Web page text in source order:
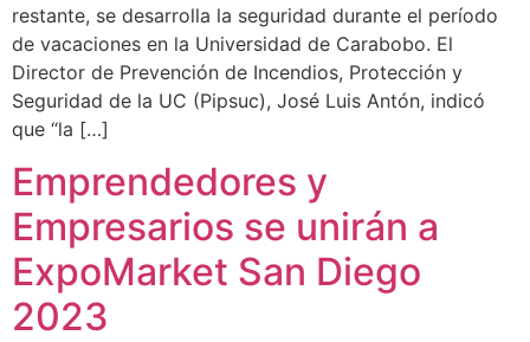
restante, se desarrolla la seguridad durante el período
de vacaciones en la Universidad de Carabobo. El
Director de Prevención de Incendios, Protección y
Seguridad de la UC (Pipsuc), José Luis Antón, indicó
que “la […]
Emprendedores y
Empresarios se unirán a
ExpoMarket San Diego
2023